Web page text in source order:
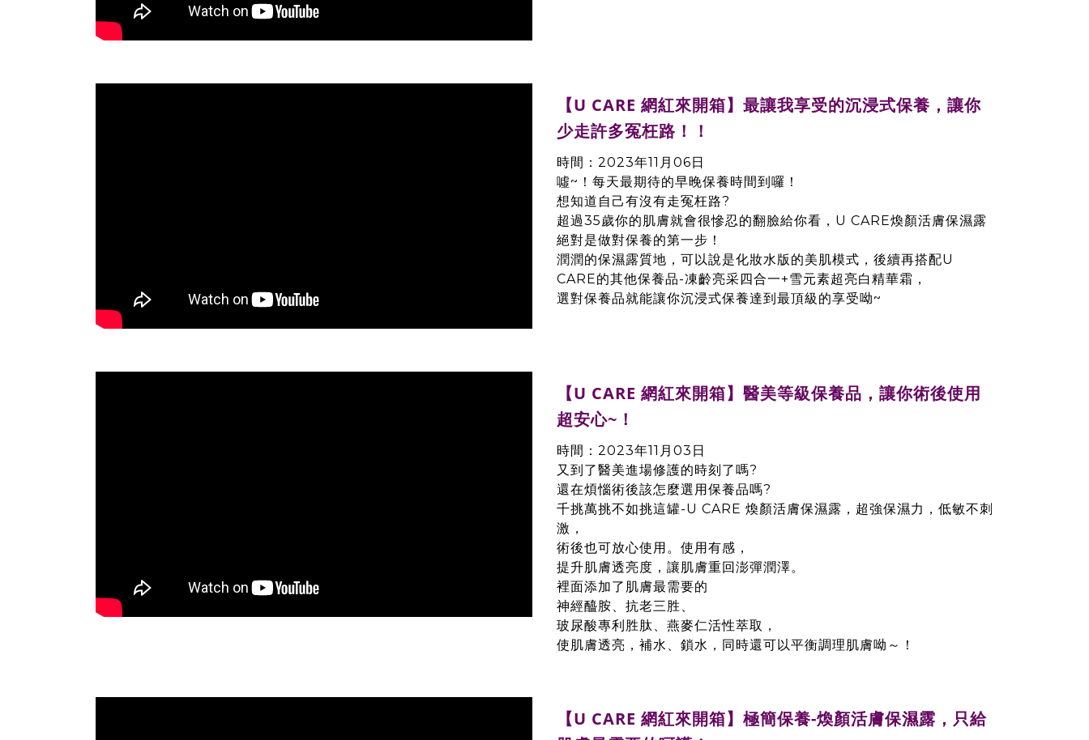
【U CARE 網紅來開箱】最讓我享受的沉浸式保養，讓你
少走許多冤枉路！！
時間：2023年11月06日
噓~！每天最期待的早晚保養時間到囉！
想知道自己有沒有走冤枉路?
超過35歲你的肌膚就會很慘忍的翻臉給你看，U CARE煥顏活膚保濕露
絕對是做對保養的第一步！
潤潤的保濕露質地，可以說是化妝水版的美肌模式，後續再搭配U
CARE的其他保養品-凍齡亮采四合一+雪元素超亮白精華霜，
選對保養品就能讓你沉浸式保養達到最頂級的享受呦~
【U CARE 網紅來開箱】醫美等級保養品，讓你術後使用
超安心~！
時間：2023年11月03日
又到了醫美進場修護的時刻了嗎?
還在煩惱術後該怎麼選用保養品嗎?
千挑萬挑不如挑這罐-U CARE 煥顏活膚保濕露，超強保濕力，低敏不刺
激，
術後也可放心使用。使用有感，
提升肌膚透亮度，讓肌膚重回澎彈潤澤。
裡面添加了肌膚最需要的
神經醯胺、抗老三胜、
玻尿酸專利胜肽、燕麥仁活性萃取，
使肌膚透亮，補水、鎖水，同時還可以平衡調理肌膚呦～！
【U CARE 網紅來開箱】極簡保養-煥顏活膚保濕露，只給